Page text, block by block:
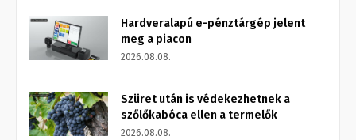
Hardveralapú e-pénztárgép jelent
meg a piacon
2026.08.08.
Szüret után is védekezhetnek a
szőlőkabóca ellen a termelők
2026.08.08.